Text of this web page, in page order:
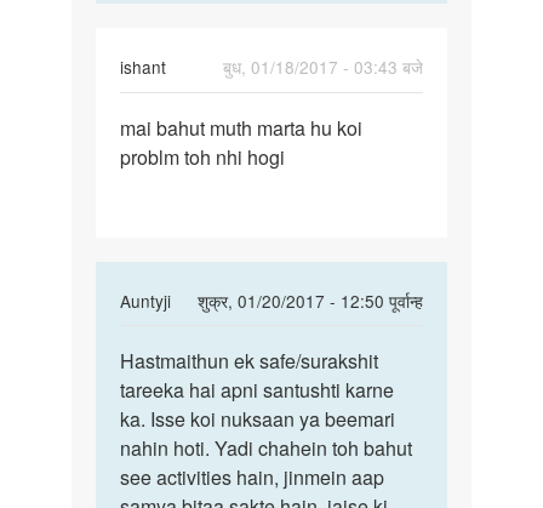
ishant
बुध, 01/18/2017 - 03:43 बजे
mai
bahut
mai bahut muth marta hu koi
problm toh nhi hogi
Auntyji
शुक्र, 01/20/2017 - 12:50 पूर्वान्ह
In
to
mai
bahut
muth
marta
hu
Hastmaithun
ek
safe/surakshit
Hastmaithun ek safe/surakshit
tareeka hai apni santushti karne
ka. Isse koi nuksaan ya beemari
nahin hoti. Yadi chahein toh bahut
see activities hain, jinmein aap